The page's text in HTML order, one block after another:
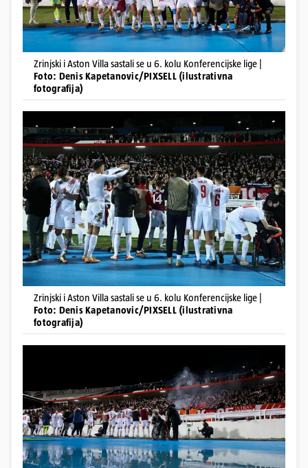
Zrinjski i Aston Villa sastali se u 6. kolu Konferencijske lige |
Foto: Denis Kapetanovic/PIXSELL (ilustrativna
fotografija)
Zrinjski i Aston Villa sastali se u 6. kolu Konferencijske lige |
Foto: Denis Kapetanovic/PIXSELL (ilustrativna
fotografija)